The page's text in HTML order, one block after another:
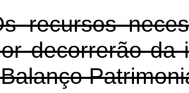
recursos
decorrerão